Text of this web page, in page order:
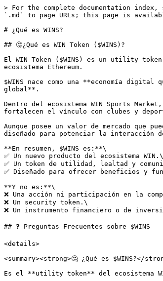
> For the complete documentation
`.md` to page URLs; this page is
# ¿Qué es WINS?
## 🤔¿Qué es WIN Token ($WINS)?
El WIN Token ($WINS) es un utility
ecosistema Ethereum.
$WINS nace como una **economía
global**.
Dentro del ecosistema WIN Sports
fortalecen el vínculo con clubes y
Aunque posee un valor de mercado
diseñado para potenciar la interacción
**En resumen, $WINS es:**\
✅ Un nuevo producto del ecosistema WIN.\
✅ Un token de utilidad, lealtad y
✅ Diseñado para ofrecer beneficios y
**Y no es:**\
❌ Una acción ni participación en la
❌ Un security token.\
❌ Un instrumento financiero o de
## ❓ Preguntas Frecuentes sobre $WINS
<details>
<summary><strong>🤔 ¿Qué es $WINS?</
Es el **utility token** del ecosistema